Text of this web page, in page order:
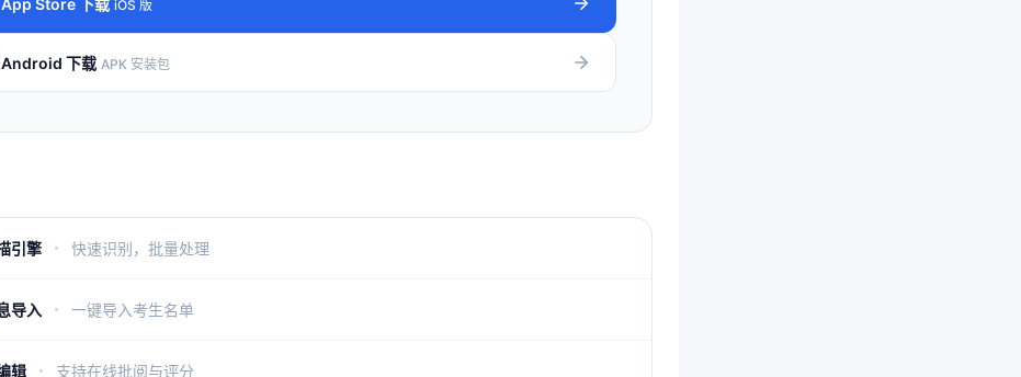
App Store 下载 iOS 版
Android 下载 APK 安装包
引擎 快速识别，批量处理
导入 一键导入考生名单
辑 支持在线批阅与评分